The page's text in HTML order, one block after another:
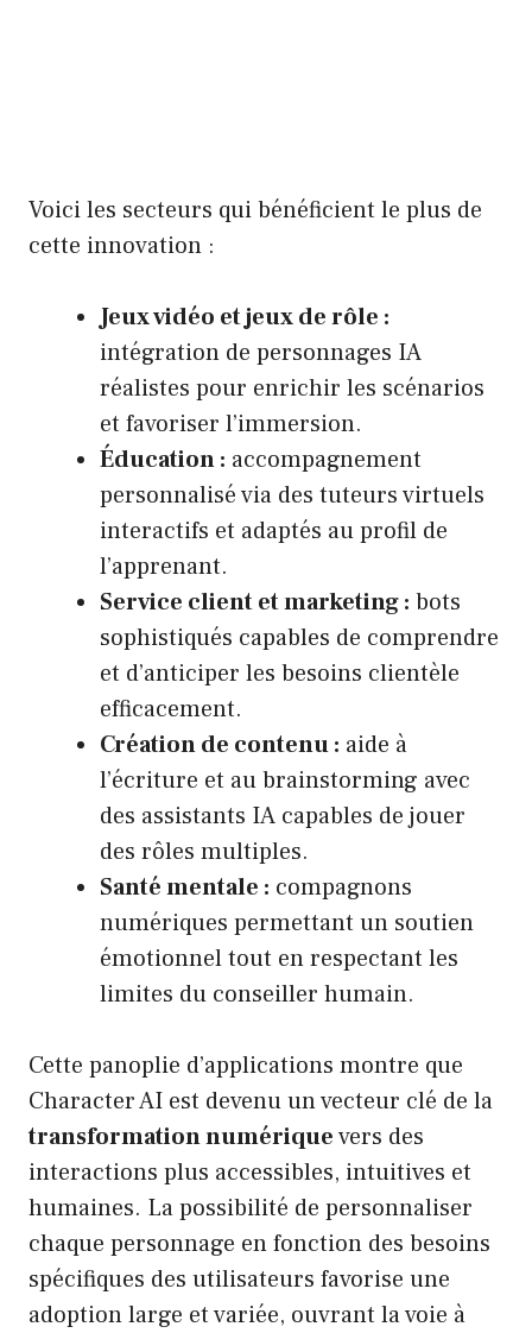
Voici les secteurs qui bénéficient le plus de
cette innovation :
Jeux vidéo et jeux de rôle :
intégration de personnages IA
réalistes pour enrichir les scénarios
et favoriser l’immersion.
Éducation : accompagnement
personnalisé via des tuteurs virtuels
interactifs et adaptés au profil de
l’apprenant.
Service client et marketing : bots
sophistiqués capables de comprendre
et d’anticiper les besoins clientèle
efficacement.
Création de contenu : aide à
l’écriture et au brainstorming avec
des assistants IA capables de jouer
des rôles multiples.
Santé mentale : compagnons
numériques permettant un soutien
émotionnel tout en respectant les
limites du conseiller humain.
Cette panoplie d’applications montre que
Character AI est devenu un vecteur clé de la
transformation numériquevers des
interactions plus accessibles, intuitives et
humaines. La possibilité de personnaliser
chaque personnage en fonction des besoins
spécifiques des utilisateurs favorise une
adoption large et variée, ouvrant la voie à